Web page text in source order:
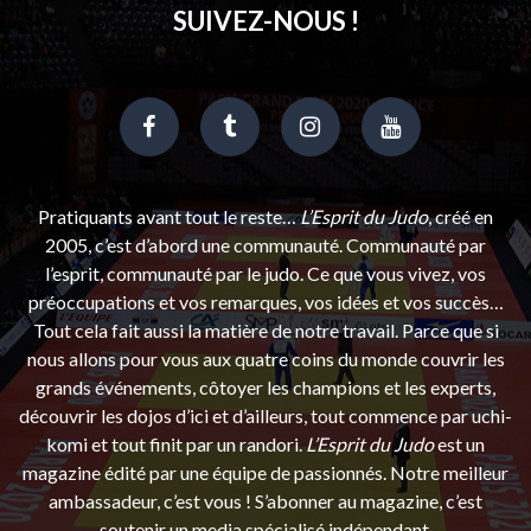
SUIVEZ-NOUS !
Pratiquants avant tout le reste…L’Esprit du Judo, créé en
2005, c’est d’abord une communauté. Communauté par
l’esprit, communauté par le judo. Ce que vous vivez, vos
préoccupations et vos remarques, vos idées et vos succès…
Tout cela fait aussi la matière de notre travail. Parce que si
nous allons pour vous aux quatre coins du monde couvrir les
grands événements, côtoyer les champions et les experts,
découvrir les dojos d’ici et d’ailleurs, tout commence par uchi-
komi et tout finit par un randori.L’Esprit du Judoest un
magazine édité par une équipe de passionnés. Notre meilleur
ambassadeur, c’est vous ! S’abonner au magazine, c’est